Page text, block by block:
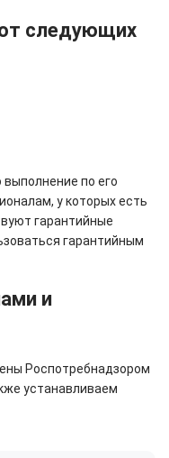
следующих
по его
у которых есть
гарантийные
гарантийным
и
Роспотребнадзором
устанавливаем